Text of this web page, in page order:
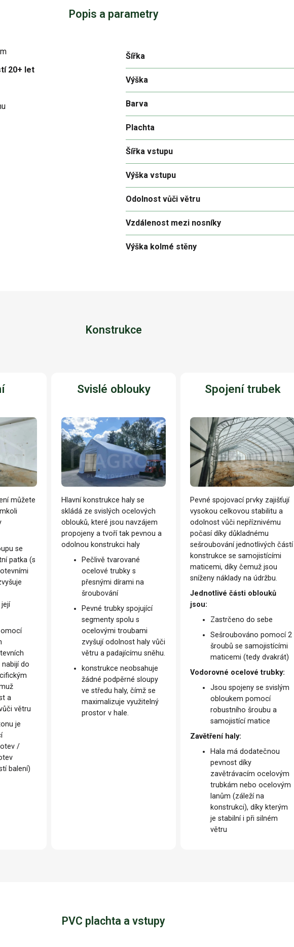
Popis a parametry
20+ let
Šířka
Výška
Barva
Plachta
Šířka vstupu
Výška vstupu
Odolnost vůči větru
Vzdálenost mezi nosníky
Výška kolmé stěny
Konstrukce
můžete
se
patka (s
do
a
větru
je
/
balení)
Svislé oblouky
Hlavní konstrukce haly se
skládá ze svislých ocelových
oblouků, které jsou navzájem
propojeny a tvoří tak pevnou a
odolnou konstrukci haly
Pečlivě tvarované
ocelové trubky s
přesnými dírami na
šroubování
Pevné trubky spojující
segmenty spolu s
ocelovými troubami
zvyšují odolnost haly vůči
větru a padajícímu sněhu.
konstrukce neobsahuje
žádné podpěrné sloupy
ve středu haly, čímž se
maximalizuje využitelný
prostor v hale.
Spojení trubek
Pevné spojovací prvky zajišťují
vysokou celkovou stabilitu a
odolnost vůči nepříznivému
počasí díky důkladnému
sešroubování jednotlivých částí
konstrukce se samojistícími
maticemi, díky čemuž jsou
sníženy náklady na údržbu.
Jednotlivé části oblouků
jsou:
Zastrčeno do sebe
Sešroubováno pomocí 2
šroubů se samojistícími
maticemi (tedy dvakrát)
Vodorovné ocelové trubky:
Jsou spojeny se svislým
obloukem pomocí
robustního šroubu a
samojistící matice
Zavětření haly:
Hala má dodatečnou
pevnost díky
zavětrávacím ocelovým
trubkám nebo ocelovým
lanům (záleží na
konstrukci), díky kterým
je stabilní i při silném
větru
PVC plachta a vstupy